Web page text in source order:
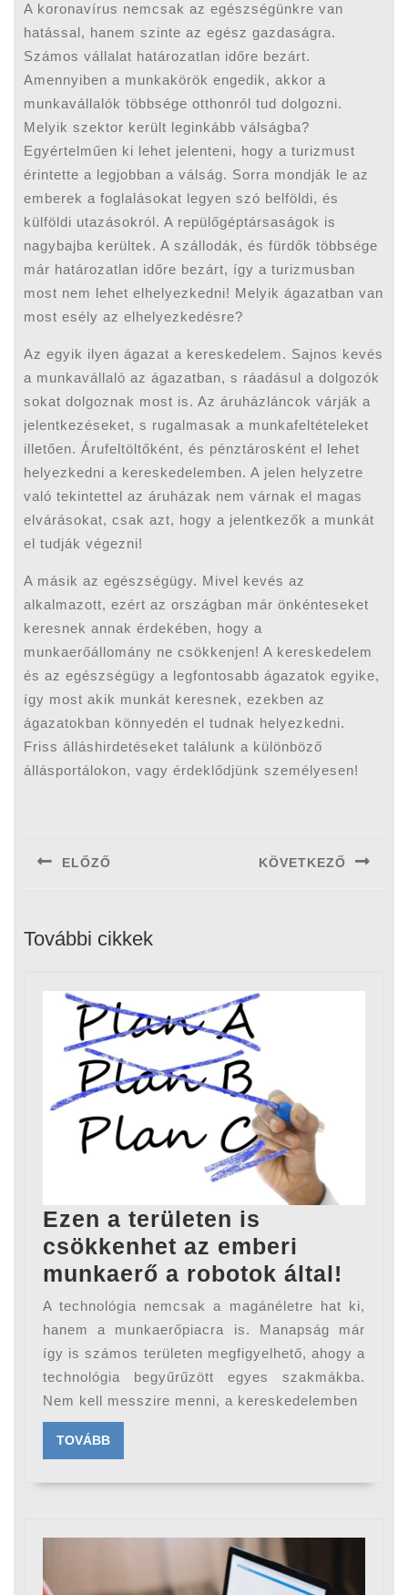
A koronavírus nemcsak az egészségünkre van
hatással, hanem szinte az egész gazdaságra.
Számos vállalat határozatlan időre bezárt.
Amennyiben a munkakörök engedik, akkor a
munkavállalók többsége otthonról tud dolgozni.
Melyik szektor került leginkább válságba?
Egyértelműen ki lehet jelenteni, hogy a turizmust
érintette a legjobban a válság. Sorra mondják le az
emberek a foglalásokat legyen szó belföldi, és
külföldi utazásokról. A repülőgéptársaságok is
nagybajba kerültek. A szállodák, és fürdők többsége
már határozatlan időre bezárt, így a turizmusban
most nem lehet elhelyezkedni! Melyik ágazatban van
most esély az elhelyezkedésre?
Az egyik ilyen ágazat a kereskedelem. Sajnos kevés
a munkavállaló az ágazatban, s ráadásul a dolgozók
sokat dolgoznak most is. Az áruházláncok várják a
jelentkezéseket, s rugalmasak a munkafeltételeket
illetően. Árufeltöltőként, és pénztárosként el lehet
helyezkedni a kereskedelemben. A jelen helyzetre
való tekintettel az áruházak nem várnak el magas
elvárásokat, csak azt, hogy a jelentkezők a munkát
el tudják végezni!
A másik az egészségügy. Mivel kevés az
alkalmazott, ezért az országban már önkénteseket
keresnek annak érdekében, hogy a
munkaerőállomány ne csökkenjen! A kereskedelem
és az egészségügy a legfontosabb ágazatok egyike,
így most akik munkát keresnek, ezekben az
ágazatokban könnyedén el tudnak helyezkedni.
Friss álláshirdetéseket találunk a különböző
állásportálokon, vagy érdeklődjünk személyesen!
ELŐZŐ KÖVETKEZŐ
További cikkek
Ezen a területen is
csökkenhet az emberi
munkaerő a robotok által!
a
is
az
a
által!
A technológia nemcsak a magánéletre hat ki,
hanem a munkaerőpiacra is. Manapság már
így is számos területen megfigyelhető, ahogy a
technológia begyűrűzött egyes szakmákba.
Nem kell messzire menni, a kereskedelemben
TOVÁBBTOVÁBB